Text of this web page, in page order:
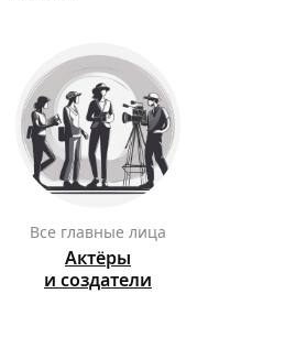
Все главные лица
Актёры
и создатели